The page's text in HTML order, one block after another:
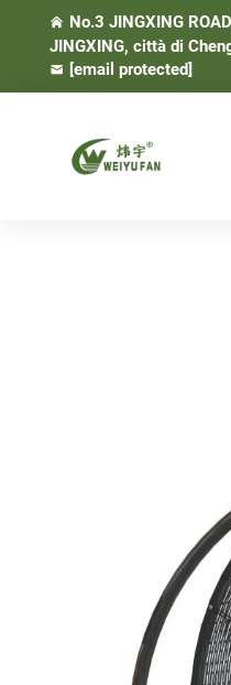
No.3 JINGXING
JINGXING, città di
[email protected]